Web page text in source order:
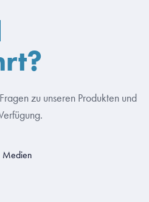
zu unseren Produkten und
Medien